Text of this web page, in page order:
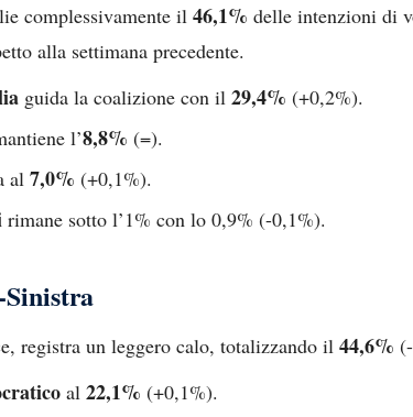
complessivamente il 46,1% delle intenzioni di
alla settimana precedente.
guida la coalizione con il 29,4% (+0,2%).
l’8,8% (=).
al 7,0% (+0,1%).
rimane sotto l’1% con lo 0,9% (-0,1%).
registra un leggero calo, totalizzando il 44,6%
al 22,1% (+0,1%).